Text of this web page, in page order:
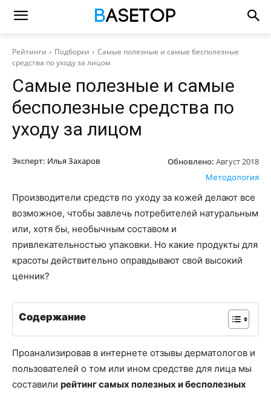
Рейтинги Подборки
Самые полезные и самые бесполезные
средства по уходу за лицом
Самые полезные и самые
бесполезные средства по
уходу за лицом
Эксперт: Илья Захаров Обновлено: Август 2018
Методология
Производители средств по уходу за кожей делают все
возможное, чтобы завлечь потребителей натуральным
или, хотя бы, необычным составом и
привлекательностью упаковки. Но какие продукты для
красоты действительно оправдывают свой высокий
ценник?
Содержание
Проанализировав в интернете отзывы дерматологов и
пользователей о том или ином средстве для лица мы
составили рейтинг самых полезных и бесполезных